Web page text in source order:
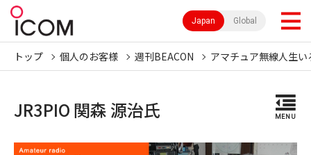
Japan Global
トップ 個人のお客様 週刊BEACON アマチュア無線人生い
JR3PIO 関森 源治氏 MENU